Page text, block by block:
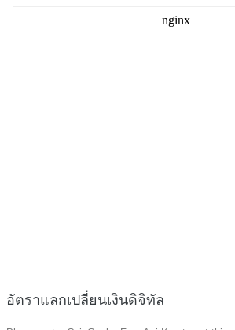
อัตราแลกเปลี่ยนเงินดิจิทัล